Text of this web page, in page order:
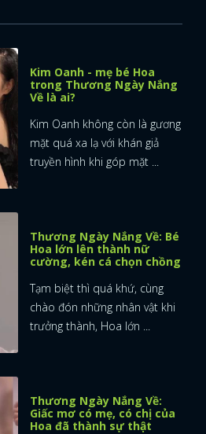
Kim Oanh - mẹ bé Hoa
trong Thương Ngày Nắng
Về là ai?
Kim Oanh không còn là gương
mặt quá xa lạ với khán giả
truyền hình khi góp mặt ...
Thương Ngày Nắng Về: Bé
Hoa lớn lên thành nữ
cường, kén cá chọn chồng
Tạm biệt thì quá khứ, cùng
chào đón những nhân vật khi
trưởng thành, Hoa lớn ...
Thương Ngày Nắng Về:
Giấc mơ có mẹ, có chị của
Hoa đã thành sự thật